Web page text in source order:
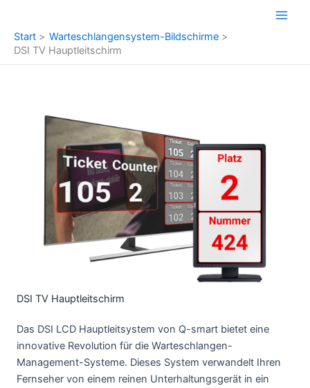
springen
Start
Warteschlangensystem-Bildschirme
DSI TV Hauptleitschirm
DSI TV Hauptleitschirm
Das DSI LCD Hauptleitsystem von Q-smart bietet eine
innovative Revolution für die Warteschlangen-
Management-Systeme. Dieses System verwandelt Ihren
Fernseher von einem reinen Unterhaltungsgerät in ein